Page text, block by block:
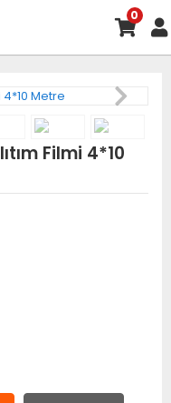
0
Filmi 4*10